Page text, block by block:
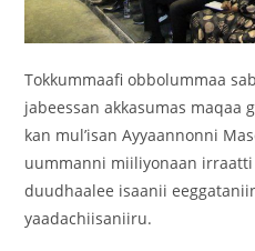
‎Tokkummaafi obbolummaa
jabeessan akkasumas maqaa
kan mul’isan Ayyaannonni
uummanni miiliyonaan irraatti
duudhaalee isaanii
yaadachiisaniiru.